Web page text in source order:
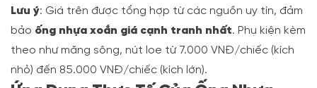
Lưu ý: Giá trên được tổng hợp từ các nguồn uy tín, đảm
bảo ống nhựa xoắn giá cạnh tranh nhất. Phụ kiện kèm
theo như măng sông, nút loe từ 7.000 VNĐ/chiếc (kích
nhỏ) đến 85.000 VNĐ/chiếc (kích lớn).